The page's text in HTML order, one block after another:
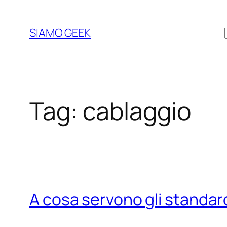
contenuto
SIAMO GEEK
Tag: cablaggio
A cosa servono gli